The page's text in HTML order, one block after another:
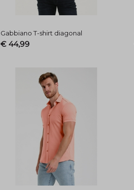
Gabbiano T-shirt diagonal
€ 44,99